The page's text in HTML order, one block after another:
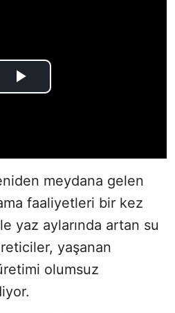
meydana gelen
faaliyetleri bir kez
yaz aylarında artan su
yaşanan
olumsuz